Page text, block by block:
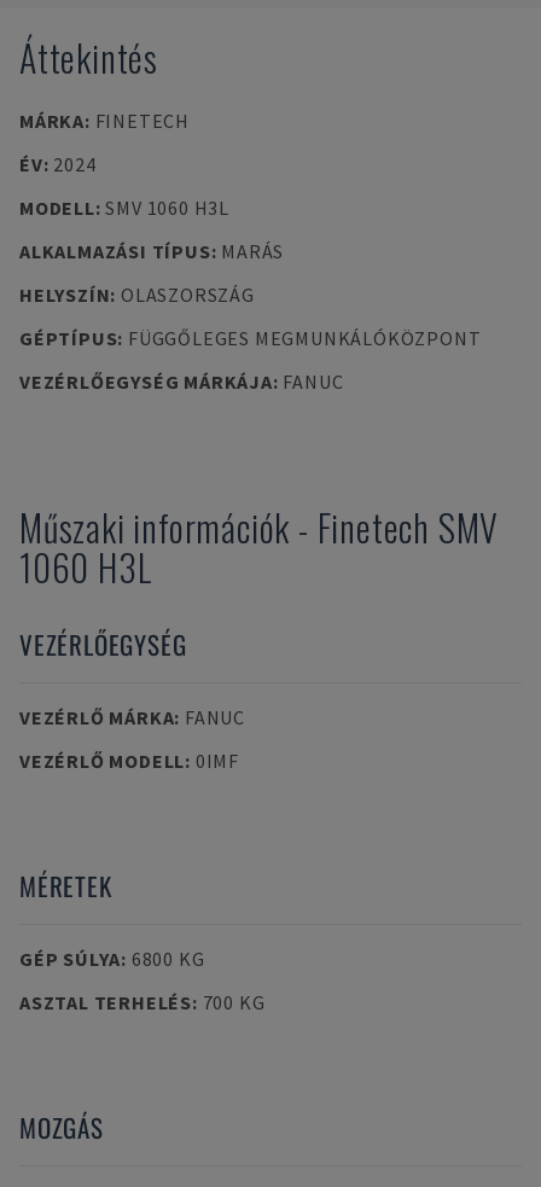
Áttekintés
MÁRKA: FINETECH
ÉV: 2024
MODELL:SMV 1060 H3L
ALKALMAZÁSI TÍPUS: MARÁS
HELYSZÍN: OLASZORSZÁG
GÉPTÍPUS: FÜGGŐLEGES MEGMUNKÁLÓKÖZPONT
VEZÉRLŐEGYSÉG MÁRKÁJA: FANUC
Műszaki információk - Finetech SMV
1060 H3L
VEZÉRLŐEGYSÉG
VEZÉRLŐ MÁRKA: FANUC
VEZÉRLŐ MODELL: 0IMF
MÉRETEK
GÉP SÚLYA: 6800 KG
ASZTAL TERHELÉS: 700 KG
MOZGÁS